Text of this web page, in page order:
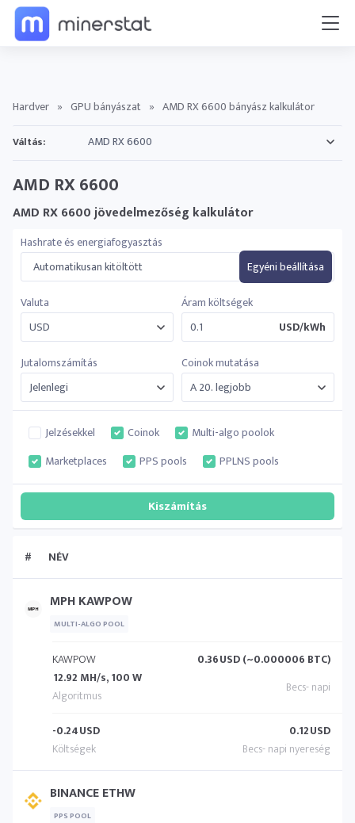
Hardver » GPU bányászat » AMD RX 6600 bányász kalkulátor
Váltás:
AMD RX 6600
AMD RX 6600 jövedelmezőség kalkulátor
Hashrate és energiafogyasztás
Automatikusan kitöltött
Egyéni beállítása
Valuta
Áram költségek
USD/kWh
Jutalomszámítás
Coinok mutatása
Jelzésekkel Coinok
Multi-algo poolok
Marketplaces
PPS pools PPLNS pools
# NÉV
MPH KAWPOW
MULTI-ALGO POOL
KAWPOW
12.92 MH/s, 100 W
0.36USD (~0.000006 BTC)
-0.24USD 0.12USD
BINANCE ETHW
PPS POOL